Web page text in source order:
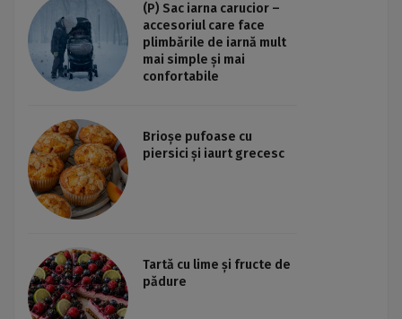
(P) Sac iarna carucior –
accesoriul care face
plimbările de iarnă mult
mai simple și mai
confortabile
Brioșe pufoase cu
piersici și iaurt grecesc
Tartă cu lime și fructe de
pădure